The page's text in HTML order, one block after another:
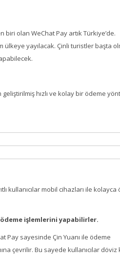
olan WeChat Pay artık Türkiye’de.
ülkeye yayılacak. Çinli turistler başta
hızlı ve kolay bir ödeme
kullanıcılar mobil cihazları ile kolayca
işlemlerini yapabilirler.
Pay sayesinde Çin Yuanı ile ödeme
çevrilir. Bu sayede kullanıcılar döviz